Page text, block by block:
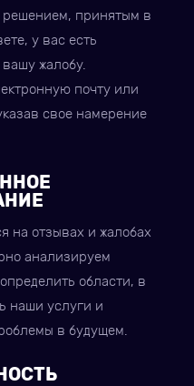
принятым в
у вас есть
жалобу.
почту или
свое намерение
на отзывах и жалобах
анализируем
области, в
наши услуги и
в будущем.